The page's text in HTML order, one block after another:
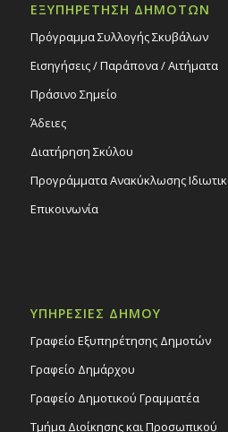
ΕΞΥΠΗΡΕΤΗΣΗ ΔΗΜΟΤΩΝ
Πρόγραμμα Συλλογής Σκυβάλων
Εισηγήσεις / Παράπονα / Αιτήματα
Πράσινο Σημείο
Άδειες
Διατήρηση Σκύλου
Προγράμματα Ανακύκλωσης
Επικοινωνία
ΥΠΗΡΕΣΙΕΣ ΔΗΜΟΥ
Γραφείο Εξυπηρέτησης Δημοτών
Γραφείο Δημάρχου
Γραφείο Δημοτικού Γραμματέα
Τμήμα Διοίκησης και Προσωπικού